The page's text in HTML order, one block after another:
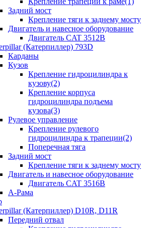
Задний мост
Крепление тяги к заднему мосту
Двигатель и навесное оборудование
Двигатель CAT 3512B
(Катерпиллер) 793D
Карданы
Кузов
Крепление гидроцилиндра к
кузову(2)
Крепление корпуса
гидроцилиндра подъема
кузова(3)
Рулевое управление
Крепление рулевого
гидроцилиндра к трапеции(2)
Поперечная тяга
Задний мост
Крепление тяги к заднему мосту
Двигатель и навесное оборудование
Двигатель CAT 3516B
А-Рама
(Катерпиллер) D10R, D11R
Передний отвал